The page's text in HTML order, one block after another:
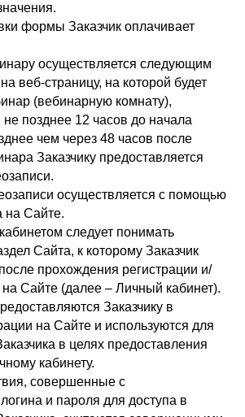
формы Заказчик оплачивает
осуществляется следующим
веб-страницу, на которой будет
(вебинарную комнату),
не позднее 12 часов до начала
чем через 48 часов после
Заказчику предоставляется
осуществляется с помощью
на Сайте.
следует понимать
Сайта, к которому Заказчик
прохождения регистрации и/
Сайте (далее – Личный кабинет).
Заказчику в
на Сайте и используются для
в целях предоставления
кабинету.
совершенные с
и пароля для доступа в